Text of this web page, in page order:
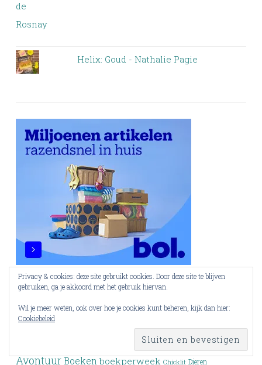
Helix: Goud - Nathalie Pagie
Avontuur Boeken boekperweek Chicklit Dieren
Privacy & cookies: deze site gebruikt cookies. Door deze site te blijven
gebruiken, ga je akkoord met het gebruik hiervan.
Wil je meer weten, ook over hoe je cookies kunt beheren, kijk dan hier:
Cookiebeleid